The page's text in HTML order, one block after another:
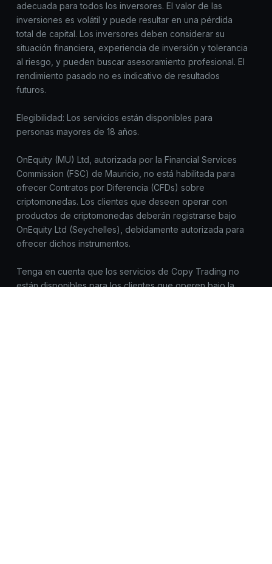
adecuada para todos los inversores. El valor de las
inversiones es volátil y puede resultar en una pérdida
total de capital. Los inversores deben considerar su
situación financiera, experiencia de inversión y tolerancia
al riesgo, y pueden buscar asesoramiento profesional. El
rendimiento pasado no es indicativo de resultados
futuros.
Elegibilidad: Los servicios están disponibles para
personas mayores de 18 años.
OnEquity (MU) Ltd, autorizada por la Financial Services
Commission (FSC) de Mauricio, no está habilitada para
ofrecer Contratos por Diferencia (CFDs) sobre
criptomonedas. Los clientes que deseen operar con
productos de criptomonedas deberán registrarse bajo
OnEquity Ltd (Seychelles), debidamente autorizada para
ofrecer dichos instrumentos.
Tenga en cuenta que los servicios de Copy Trading no
están disponibles para los clientes que operen bajo la